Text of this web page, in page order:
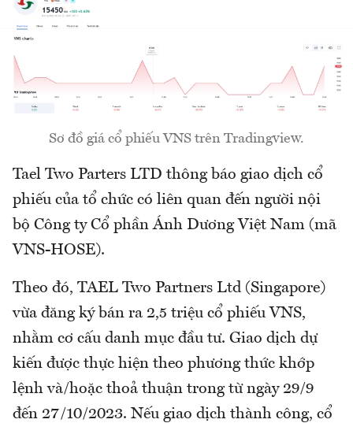
Sơ đồ giá cổ phiếu VNS trên Tradingview.
Tael Two Parters LTD thông báo giao dịch cổ
phiếu của tổ chức có liên quan đến người nội
bộ Công ty Cổ phần Ánh Dương Việt Nam (mã
VNS-HOSE).
Theo đó, TAEL Two Partners Ltd (Singapore)
vừa đăng ký bán ra 2,5 triệu cổ phiếu VNS,
nhằm cơ cấu danh mục đầu tư. Giao dịch dự
kiến được thực hiện theo phương thức khớp
lệnh và/hoặc thoả thuận trong từ ngày 29/9
đến 27/10/2023. Nếu giao dịch thành công, cổ